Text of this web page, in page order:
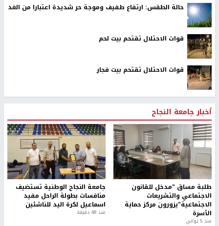
حالة الطقس: ارتفاع طفيف وموجة حر شديدة اعتبارا من الغد
قوات الاحتلال تقتحم بيت لحم
قوات الاحتلال تقتحم بيت فجار
أخبار جامعة النجاح
طلبة مساق "مدخل للقانون
الاجتماعي والتشريعات
الاجتماعية"يزورون مركز حماية
الأسرة
منذ 5 ثواني
جامعة النجاح الوطنية تستضيف
منافسات بطولة الراحل مفيد
اسماعيل لكرة اليد للناشئين
منذ 48 دقيقة